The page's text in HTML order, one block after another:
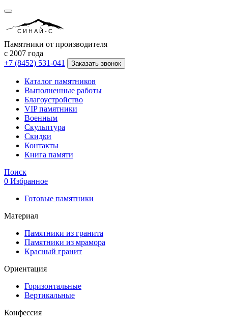
СИНАЙ-С
Памятники от производителя
с 2007 года
+7 (8452) 531-041
Заказать звонок
Каталог памятников
Выполненные работы
Благоустройство
VIP памятники
Военным
Скульптура
Скидки
Контакты
Книга памяти
Поиск
0 Избранное
Готовые памятники
Материал
Памятники из гранита
Памятники из мрамора
Красный гранит
Ориентация
Горизонтальные
Вертикальные
Конфессия